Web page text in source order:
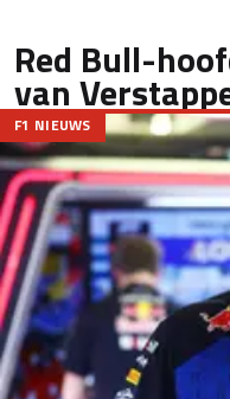
Red Bull-
van
F1 NIEUWS